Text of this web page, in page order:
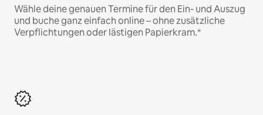
Wähle deine genauen Termine für den Ein- und Auszug
und buche ganz einfach online – ohne zusätzliche
Verpflichtungen oder lästigen Papierkram.*